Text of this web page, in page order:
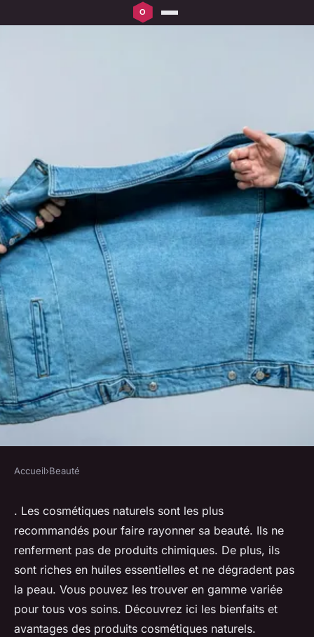
La beauté naturelle : bienfaits
et avantages des cosmétiques
naturels
lucinde•16 décembre 2022• 2 min de lecture
Accueil›Beauté
. Les cosmétiques naturels sont les plus
recommandés pour faire rayonner sa beauté. Ils ne
renferment pas de produits chimiques. De plus, ils
sont riches en huiles essentielles et ne dégradent pas
la peau. Vous pouvez les trouver en gamme variée
pour tous vos soins. Découvrez ici les bienfaits et
avantages des produits cosmétiques naturels.